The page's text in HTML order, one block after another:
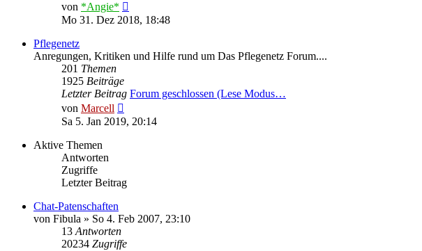
von *Angie*
Beitrag
Mo 31. Dez 2018, 18:48
Pflegenetz
Anregungen, Kritiken und Hilfe rund um Das Pflegenetz Forum....
201 Themen
1925 Beiträge
Letzter Beitrag Forum geschlossen (Lese Modus…
von Marcell
Beitrag
Sa 5. Jan 2019, 20:14
Aktive Themen
Antworten
Zugriffe
Letzter Beitrag
Chat-Patenschaften
von Fibula » So 4. Feb 2007, 23:10
13 Antworten
20234 Zugriffe